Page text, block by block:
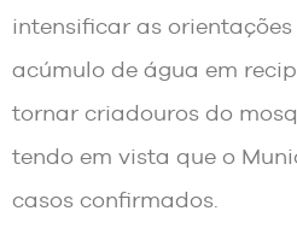
intensificar as
acúmulo de água em
tornar criadouros do
tendo em vista que o
casos confirmados.